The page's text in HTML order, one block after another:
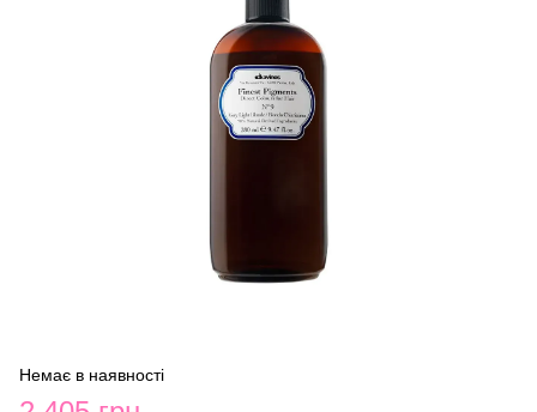
Немає в наявності